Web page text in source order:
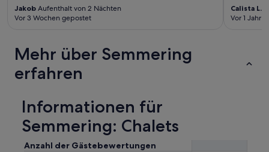
Jakob Aufenthalt von 2 Nächten
Vor 3 Wochen gepostet
Calista L.
Vor 1 Jahr
Mehr über Semmering
erfahren
Informationen für
Semmering: Chalets
Anzahl der Gästebewertungen